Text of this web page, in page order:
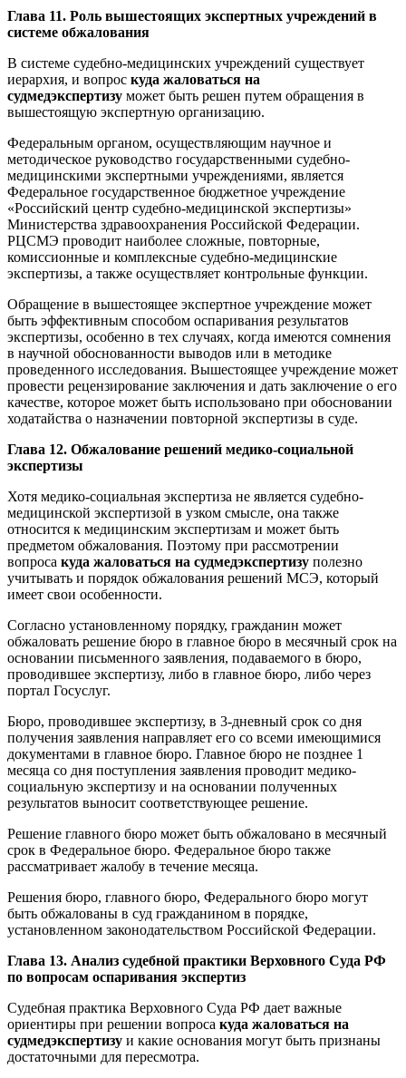
Глава 11. Роль вышестоящих экспертных учреждений в
системе обжалования
В системе судебно-медицинских учреждений существует
иерархия, и вопрос куда жаловаться на
судмедэкспертизу может быть решен путем обращения в
вышестоящую экспертную организацию.
Федеральным органом, осуществляющим научное и
методическое руководство государственными судебно-
медицинскими экспертными учреждениями, является
Федеральное государственное бюджетное учреждение
«Российский центр судебно-медицинской экспертизы»
Министерства здравоохранения Российской Федерации.
РЦСМЭ проводит наиболее сложные, повторные,
комиссионные и комплексные судебно-медицинские
экспертизы, а также осуществляет контрольные функции.
Обращение в вышестоящее экспертное учреждение может
быть эффективным способом оспаривания результатов
экспертизы, особенно в тех случаях, когда имеются сомнения
в научной обоснованности выводов или в методике
проведенного исследования. Вышестоящее учреждение может
провести рецензирование заключения и дать заключение о его
качестве, которое может быть использовано при обосновании
ходатайства о назначении повторной экспертизы в суде.
Глава 12. Обжалование решений медико-социальной
экспертизы
Хотя медико-социальная экспертиза не является судебно-
медицинской экспертизой в узком смысле, она также
относится к медицинским экспертизам и может быть
предметом обжалования. Поэтому при рассмотрении
вопроса куда жаловаться на судмедэкспертизу полезно
учитывать и порядок обжалования решений МСЭ, который
имеет свои особенности.
Согласно установленному порядку, гражданин может
обжаловать решение бюро в главное бюро в месячный срок на
основании письменного заявления, подаваемого в бюро,
проводившее экспертизу, либо в главное бюро, либо через
портал Госуслуг.
Бюро, проводившее экспертизу, в 3-дневный срок со дня
получения заявления направляет его со всеми имеющимися
документами в главное бюро. Главное бюро не позднее 1
месяца со дня поступления заявления проводит медико-
социальную экспертизу и на основании полученных
результатов выносит соответствующее решение.
Решение главного бюро может быть обжаловано в месячный
срок в Федеральное бюро. Федеральное бюро также
рассматривает жалобу в течение месяца.
Решения бюро, главного бюро, Федерального бюро могут
быть обжалованы в суд гражданином в порядке,
установленном законодательством Российской Федерации.
Глава 13. Анализ судебной практики Верховного Суда РФ
по вопросам оспаривания экспертиз
Судебная практика Верховного Суда РФ дает важные
ориентиры при решении вопроса куда жаловаться на
судмедэкспертизу и какие основания могут быть признаны
достаточными для пересмотра.